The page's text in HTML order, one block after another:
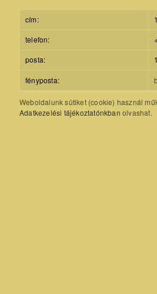
cím:
telefon:
posta:
fényposta:
Weboldalunk sütiket (cookie) használ
Adatkezelési tájékoztatónkban olvashat.